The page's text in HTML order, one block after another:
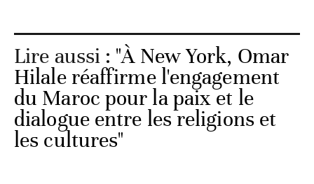
Lire aussi : "À New York, Omar
Hilale réaffirme l'engagement
du Maroc pour la paix et le
dialogue entre les religions et
les cultures"